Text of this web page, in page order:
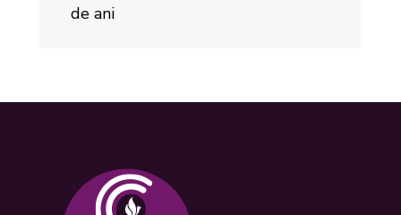
de ani